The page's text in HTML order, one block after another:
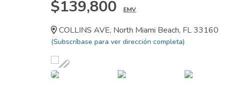
$139,800 EMV
COLLINS AVE, North Miami Beach, FL 33160
(Subscríbase para ver dirección completa)